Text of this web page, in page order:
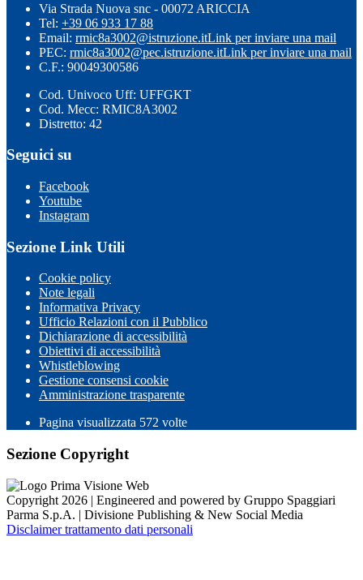
Via Strada Nuova snc - 00072 ARICCIA
Tel: +39 06 933 17 88
Email: rmic8a3002@istruzione.itLink per inviare una mail
PEC: rmic8a3002@pec.istruzione.itLink per inviare una mail
C.F.: 90049300586
Cod. Univoco Uff: UFFGKT
Cod. Mecc: RMIC8A3002
Distretto: 42
Seguici su
Facebook
Youtube
Instagram
Sezione Link Utili
Cookie policy
Note legali
Informativa Privacy
Ufficio Relazioni con il Pubblico
Dichiarazione di accessibilità
Obiettivi di accessibilità
Whistleblowing
Gestione consensi cookie
Amministrazione trasparente
Pagina visualizzata 572 volte
Sezione Copyright
Copyright 2026 | Engineered and powered by Gruppo Spaggiari
Parma S.p.A. | Divisione Publishing & New Social Media
Disclaimer trattamento dati personali